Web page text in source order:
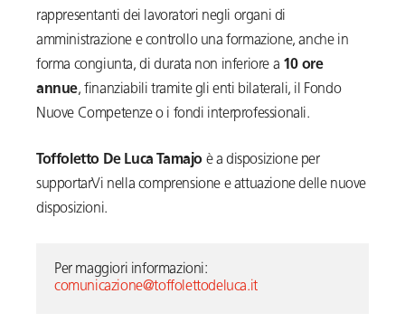
rappresentanti dei lavoratori negli organi di
amministrazione e controllo una formazione, anche in
forma congiunta, di durata non inferiore a 10 ore
annue, finanziabili tramite gli enti bilaterali, il Fondo
Nuove Competenze o i fondi interprofessionali.
Toffoletto De Luca Tamajo è a disposizione per
supportarVi nella comprensione e attuazione delle nuove
disposizioni.
comunicazione@toffolettodeluca.it